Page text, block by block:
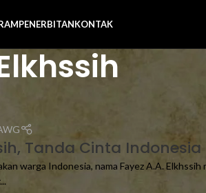
PENERBITANKONTAK
Tanda Cinta
warga Indonesia, nama Fayez A.A.